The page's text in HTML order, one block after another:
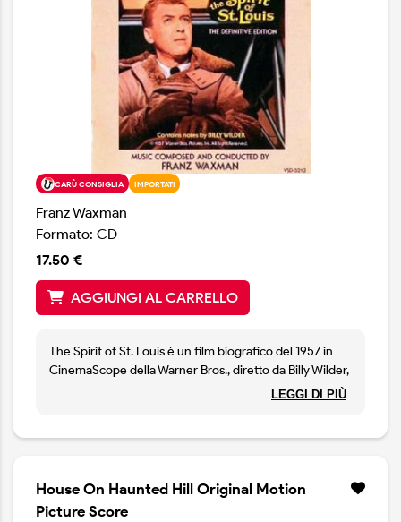
CARÙ CONSIGLIA IMPORTATI
Franz Waxman
Formato: CD
17.50 €
AGGIUNGI AL CARRELLO
The Spirit of St. Louis è un film biografico del 1957 in
CinemaScope della Warner Bros., diretto da Billy Wilder,
con James Stewart nel ruolo di Charles Lindbergh. La
LEGGI DI PIÙ
House On Haunted Hill Original Motion
Picture Score